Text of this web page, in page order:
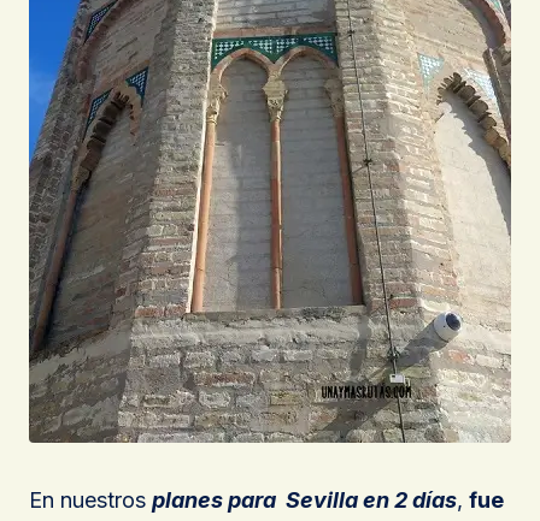
En nuestros planes para Sevilla en 2 días, fue